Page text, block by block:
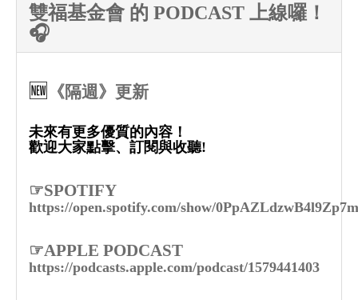
雙福基金會 的 PODCAST 上線囉！
🎧
🆕 《隔週》更新
未來有更多優質的內容！
歡迎大家點擊、訂閱與收聽!
☞SPOTIFY
https://open.spotify.com/show/
☞APPLE PODCAST
https://podcasts.apple.com/podcast/1579441403